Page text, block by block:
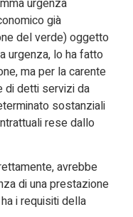
già
del verde) oggetto
urgenza, lo ha fatto
ma per la carente
di detti servizi da
sostanziali
rese dallo
avrebbe
di una prestazione
i requisiti della